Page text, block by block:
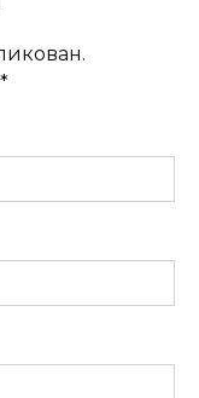
*